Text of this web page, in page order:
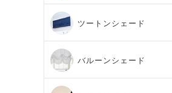
ツートンシェード
バルーンシェード